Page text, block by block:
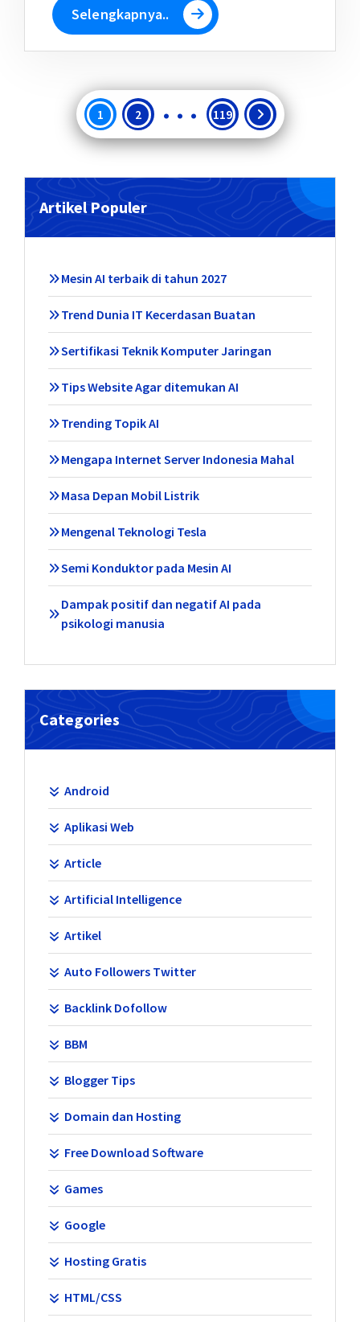
Selengkapnya..
Paginasi
pos
1 2 … 119
Artikel Populer
Mesin AI terbaik di tahun 2027
Trend Dunia IT Kecerdasan Buatan
Sertifikasi Teknik Komputer Jaringan
Tips Website Agar ditemukan AI
Trending Topik AI
Mengapa Internet Server Indonesia Mahal
Masa Depan Mobil Listrik
Mengenal Teknologi Tesla
Semi Konduktor pada Mesin AI
Dampak positif dan negatif AI pada
psikologi manusia
Categories
Android
Aplikasi Web
Article
Artificial Intelligence
Artikel
Auto Followers Twitter
Backlink Dofollow
BBM
Blogger Tips
Domain dan Hosting
Free Download Software
Games
Google
Hosting Gratis
HTML/CSS